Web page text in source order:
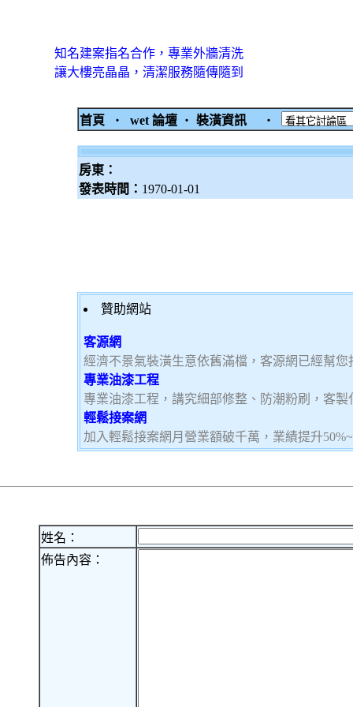
知名建案指名合作，專業外牆清洗
讓大樓亮晶晶，清潔服務隨傳隨到
首頁 ‧ wet 論壇 ‧ 裝潢資訊 ‧
房東：
發表時間： 1970-01-01
贊助網站
客源網
經濟不景氣裝潢生意依舊滿檔，客源網已經幫您
專業油漆工程
專業油漆工程，講究細部修整、防潮粉刷，客
輕鬆接案網
加入輕鬆接案網月營業額破千萬，業績提升
姓名：
佈告內容：